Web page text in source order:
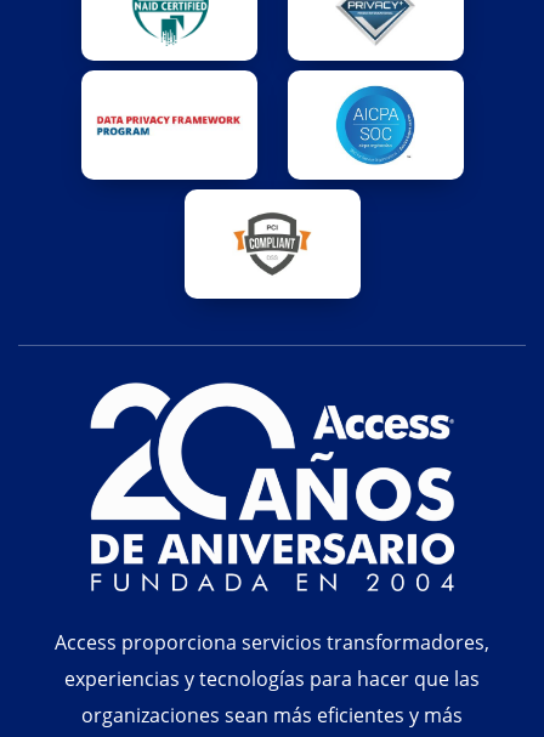
Access proporciona servicios transformadores,
experiencias y tecnologías para hacer que las
organizaciones sean más eficientes y más